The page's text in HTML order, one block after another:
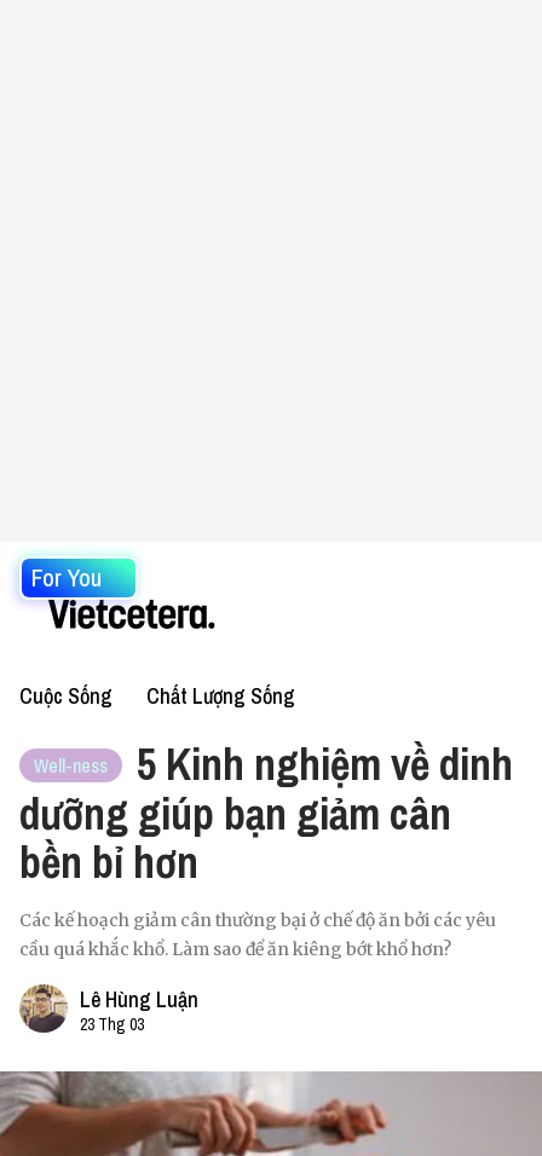
For You
Cuộc Sống Chất Lượng Sống
Well-ness
5 Kinh nghiệm về dinh
dưỡng giúp bạn giảm cân
bền bỉ hơn
Các kế hoạch giảm cân thường bại ở chế độ ăn bởi các yêu
cầu quá khắc khổ. Làm sao để ăn kiêng bớt khổ hơn?
Lê Hùng Luận
23 Thg 03